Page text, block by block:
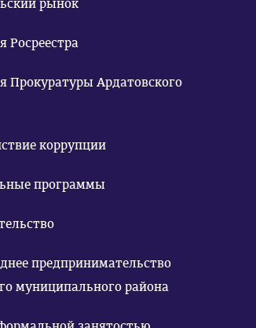
рынок
Росреестра
Прокуратуры Ардатовского
коррупции
программы
предпринимательство
муниципального района